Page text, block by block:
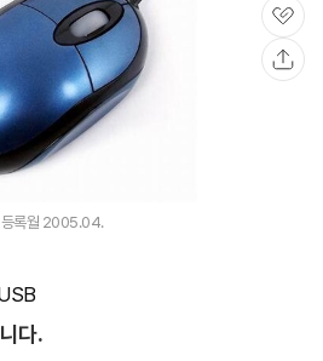
관
심
등록월 2005.04.
다.